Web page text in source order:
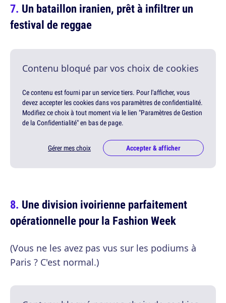
Un bataillon iranien, prêt à infiltrer un
festival de reggae
Contenu bloqué par vos choix de cookies
Ce contenu est fourni par un service tiers. Pour l'afficher, vous
devez accepter les cookies dans vos paramètres de confidentialité.
Modifiez ce choix à tout moment via le lien "Paramètres de Gestion
de la Confidentialité" en bas de page.
Gérer mes choix Accepter & afficher
Une division ivoirienne parfaitement
opérationnelle pour la Fashion Week
(Vous ne les avez pas vus sur les podiums à
Paris ? C'est normal.)